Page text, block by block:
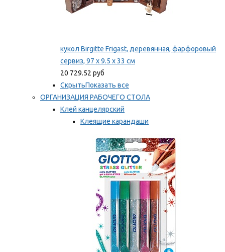
кукол Birgitte Frigast, деревянная, фарфоровый
сервиз, 97 x 9.5 x 33 см
20 729.52 руб
СкрытьПоказать все
ОРГАНИЗАЦИЯ РАБОЧЕГО СТОЛА
Клей канцелярский
Клеящие карандаши
Мы рекомендуем